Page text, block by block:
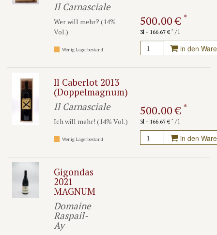
Il Carnasciale
Wer will mehr? (14%
Vol.)
Wenig Lagerbestand
500.00 € *
3l - 166.67 € */ l
in den
Il Caberlot 2013
(Doppelmagnum)
Il Carnasciale
Ich will mehr! (14% Vol.)
Wenig Lagerbestand
500.00 € *
3l - 166.67 € */ l
in den
Gigondas
2021
MAGNUM
Domaine
Raspail-
Ay